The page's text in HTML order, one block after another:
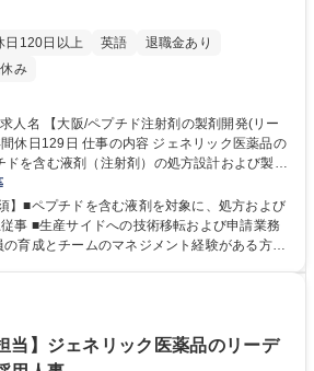
日120日以上 英語
退職金あり
み
ジェネリック医薬品の
ドを含む液剤（注射剤）の処方設計および製造
ら商用生産への橋渡しやCTD申請対応など、
の処方・製造法
書類）の作成対応 ■申請用安定性検体の製造
定したスケールアップ検討および工場への技
】■ペプチドを含む液剤を対象に、処方および
事 ■生産サイドへの技術移転および申請業務
る方 学歴・資格 学歴：大学院
当】ジェネリック医薬品のリーデ